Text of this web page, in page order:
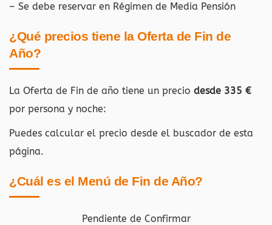
– Se debe reservar en Régimen de Media Pensión
¿Qué precios tiene la Oferta de Fin de
Año?
La Oferta de Fin de año tiene un precio desde 335 €
por persona y noche:
Puedes calcular el precio desde el buscador de esta
página.
¿Cuál es el Menú de Fin de Año?
Pendiente de Confirmar